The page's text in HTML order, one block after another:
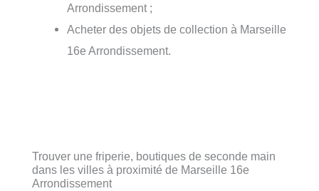
Arrondissement ;
Acheter des objets de collection à Marseille
16e Arrondissement.
Trouver une friperie, boutiques de seconde main
dans les villes à proximité de Marseille 16e
Arrondissement